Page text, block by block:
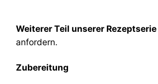
Weiterer Teil unserer Rezeptserie
anfordern.
Zubereitung